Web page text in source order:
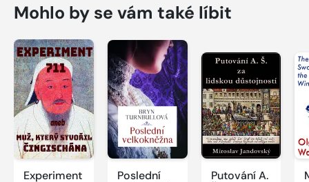
Mohlo by se vám také líbit
Experiment
Poslední
Putování A.